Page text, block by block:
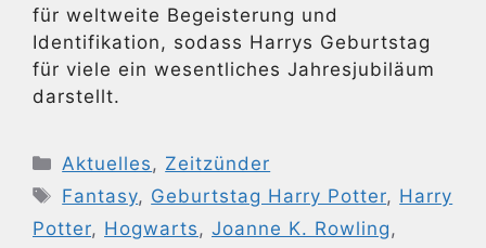
für weltweite Begeisterung und
Identifikation, sodass Harrys Geburtstag
für viele ein wesentliches Jahresjubiläum
darstellt.
Kategorien
Aktuelles , Zeitzünder
Schlagwörter
Fantasy, Geburtstag Harry Potter, Harry
Potter, Hogwarts , Joanne K. Rowling ,